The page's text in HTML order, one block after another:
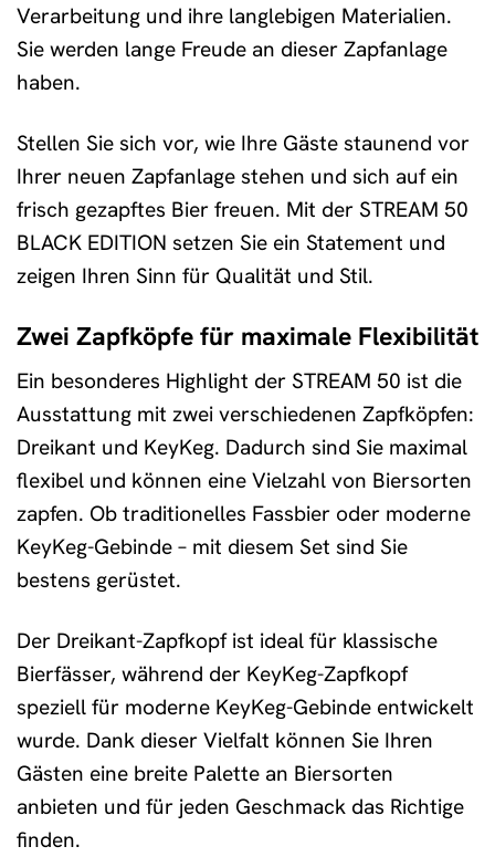
Verarbeitung und ihre langlebigen Materialien.
Sie werden lange Freude an dieser Zapfanlage
haben.
Stellen Sie sich vor, wie Ihre Gäste staunend vor
Ihrer neuen Zapfanlage stehen und sich auf ein
frisch gezapftes Bier freuen. Mit der STREAM 50
BLACK EDITION setzen Sie ein Statement und
zeigen Ihren Sinn für Qualität und Stil.
Zwei Zapfköpfe für maximale Flexibilität
Ein besonderes Highlight der STREAM 50 ist die
Ausstattung mit zwei verschiedenen Zapfköpfen:
Dreikant und KeyKeg. Dadurch sind Sie maximal
flexibel und können eine Vielzahl von Biersorten
zapfen. Ob traditionelles Fassbier oder moderne
KeyKeg-Gebinde – mit diesem Set sind Sie
bestens gerüstet.
Der Dreikant-Zapfkopf ist ideal für klassische
Bierfässer, während der KeyKeg-Zapfkopf
speziell für moderne KeyKeg-Gebinde entwickelt
wurde. Dank dieser Vielfalt können Sie Ihren
Gästen eine breite Palette an Biersorten
anbieten und für jeden Geschmack das Richtige
finden.